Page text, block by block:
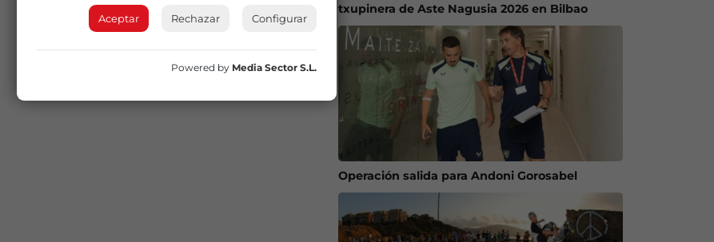
txupinera de Aste Nagusia 2026 en Bilbao
Operación salida para Andoni Gorosabel
Aceptar Rechazar Configurar
Powered by Media Sector S.L.